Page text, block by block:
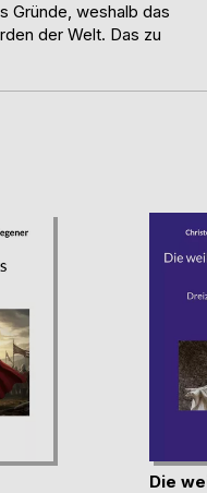
Gründe, weshalb das
der Welt. Das zu
Die